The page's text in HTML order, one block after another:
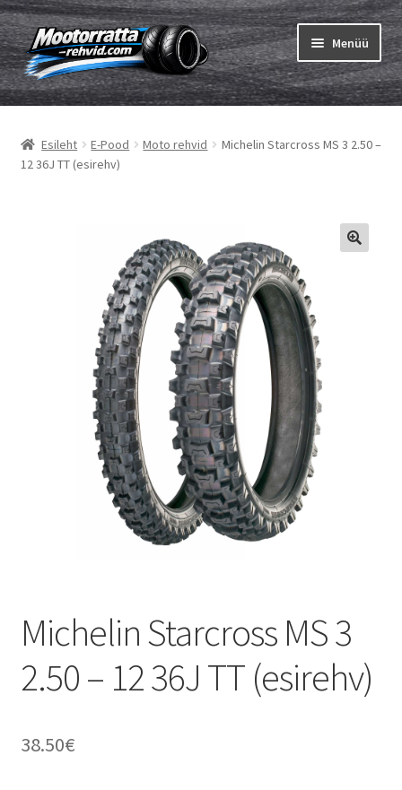
Liigu
navigeerimisele
Liigu
sisu
juurde
Menüü
Rehvid
Ava
Sisekumm
Ava
Ava
Esileht E-Pood Moto rehvid
Michelin Starcross MS 3 2.50 –
12 36J TT (esirehv)
Michelin Starcross MS 3
2.50 – 12 36J TT (esirehv)
38.50€